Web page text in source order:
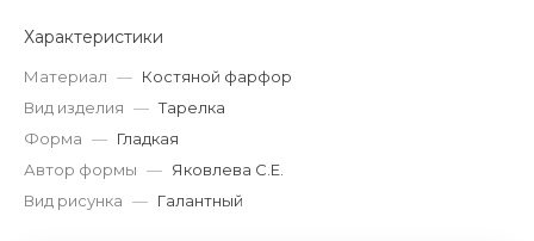
Характеристики
Материал — Костяной фарфор
Вид изделия — Тарелка
Форма — Гладкая
Автор формы — Яковлева С.Е.
Вид рисунка — Галантный